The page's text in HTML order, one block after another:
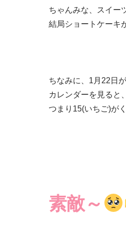
ちゃんみな、スイー
結局ショートケーキ
ちなみに、1月22日
カレンダーを見ると
つまり15(いちご)が
素敵～